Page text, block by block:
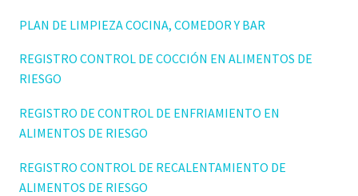
PLAN DE LIMPIEZA COCINA, COMEDOR Y BAR
REGISTRO CONTROL DE COCCIÓN EN ALIMENTOS DE
RIESGO
REGISTRO DE CONTROL DE ENFRIAMIENTO EN
ALIMENTOS DE RIESGO
REGISTRO CONTROL DE RECALENTAMIENTO DE
ALIMENTOS DE RIESGO